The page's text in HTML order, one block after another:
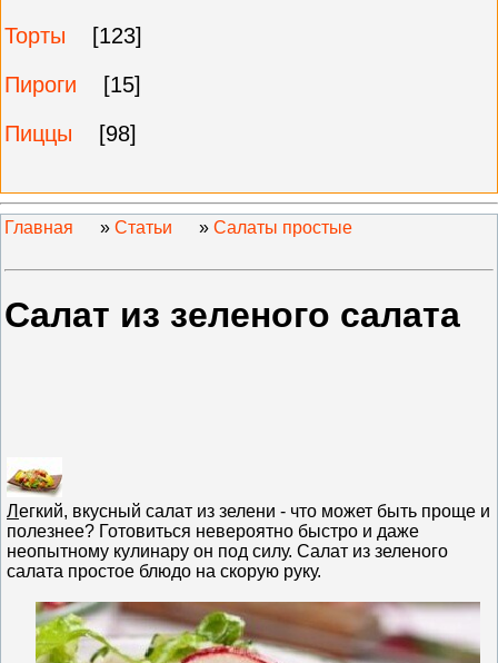
Торты
[123]
Пироги
[15]
Пиццы
[98]
Главная » Статьи » Салаты простые
Салат из зеленого салата
Легкий, вкусный салат из зелени - что может быть проще и
полезнее? Готовиться невероятно быстро и даже
неопытному кулинару он под силу. Салат из зеленого
салата простое блюдо на скорую руку.